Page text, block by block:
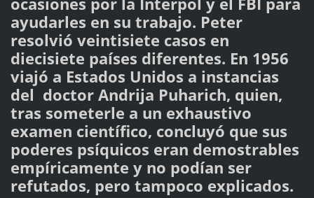
ayudarles en su trabajo. Peter
resolvió veintisiete casos en
diecisiete países diferentes. En 1956
viajó a Estados Unidos a instancias
del doctor Andrija Puharich, quien,
tras someterle a un exhaustivo
examen científico, concluyó que sus
poderes psíquicos eran demostrables
empíricamente y no podían ser
refutados, pero tampoco explicados.